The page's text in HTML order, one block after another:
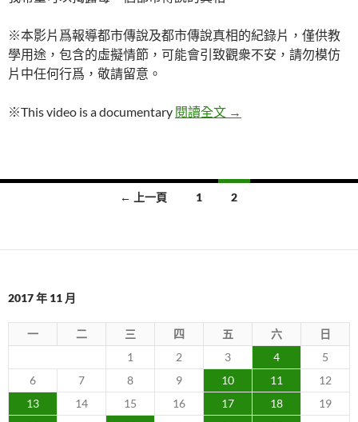
※本影片爲報導都市傳說及都市傳說真相的紀錄片，僅供教
學用途，包含的虛擬情節，可能會引致觀衆不安，請勿模仿
片中任何行爲，敬請留意。
※This video is a documentary 閱讀全文 【都市傳說真相】八
→
導
← 上一頁 1 2
2017 年 11 月
一 二 三 四 五 六
日
1
2 3 4
5
6
7 8 9 10 11
12
13
14 15 16 17 18
19